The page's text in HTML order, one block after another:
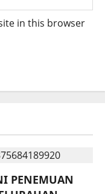
in this browser
PENEMUAN